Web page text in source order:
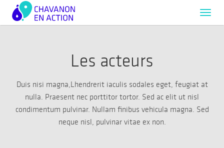
Les acteurs
Duis nisi magna,Lhendrerit iaculis sodales eget, feugiat at
nulla. Praesent nec porttitor tortor. Sed ac elit ut nisl
condimentum pulvinar. Nullam finibus vehicula magna. Sed
neque nisl, pulvinar vitae ex non.